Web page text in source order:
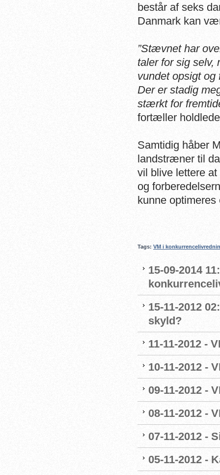
består af seks
Danmark kan
”Stævnet har
taler for sig selv,
vundet opsigt og
Der er stadig
stærkt for
fortæller
Samtidig håber
landstræner til
vil blive lettere
og
kunne optimeres
Tags: VM i
15-09-2014
15-11-2012
skyld?
11-11-2012 -
10-11-2012 -
09-11-2012 -
08-11-2012 -
07-11-2012 -
05-11-2012 -